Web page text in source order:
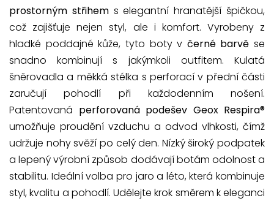
prostorným střihems elegantní hranatější špičkou,
což zajišťuje nejen styl, ale i komfort. Vyrobeny z
hladké poddajné kůže, tyto boty v černé barvě se
snadno kombinují s jakýmkoli outfitem. Kulatá
šněrovadla a měkká stélka s perforací v přední části
zaručují pohodlí při každodenním nošení.
Patentovaná perforovaná podešev Geox Respira®
umožňuje proudění vzduchu a odvod vlhkosti, čímž
udržuje nohy svěží po celý den. Nízký široký podpatek
a lepený výrobní způsob dodávají botám odolnost a
stabilitu. Ideální volba pro jaro a léto, která kombinuje
styl, kvalitu a pohodlí. Udělejte krok směrem k eleganci